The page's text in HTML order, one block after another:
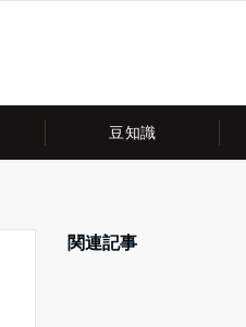
豆知識
関連記事